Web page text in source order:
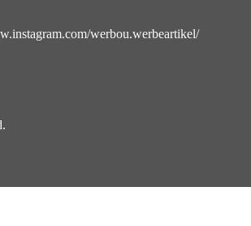
werbou.werbeartikel/